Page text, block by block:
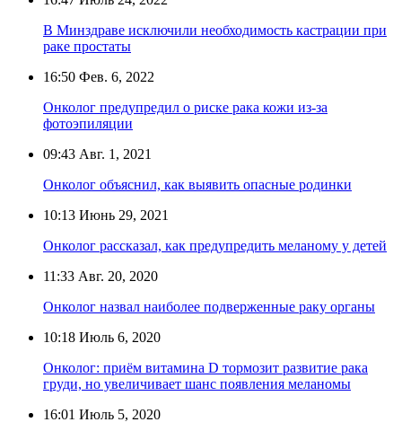
В Минздраве исключили необходимость кастрации при
раке простаты
16:50 Фев. 6, 2022
Онколог предупредил о риске рака кожи из-за
фотоэпиляции
09:43 Авг. 1, 2021
Онколог объяснил, как выявить опасные родинки
10:13 Июнь 29, 2021
Онколог рассказал, как предупредить меланому у детей
11:33 Авг. 20, 2020
Онколог назвал наиболее подверженные раку органы
10:18 Июль 6, 2020
Онколог: приём витамина D тормозит развитие рака
груди, но увеличивает шанс появления меланомы
16:01 Июль 5, 2020